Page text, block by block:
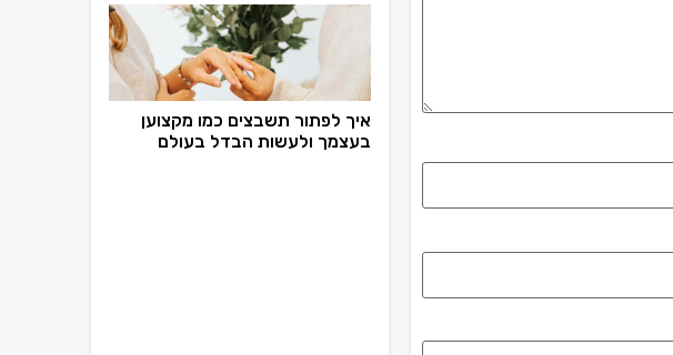
איך לפתור תשבצים כמו מקצוען
בעצמך ולעשות הבדל בעולם